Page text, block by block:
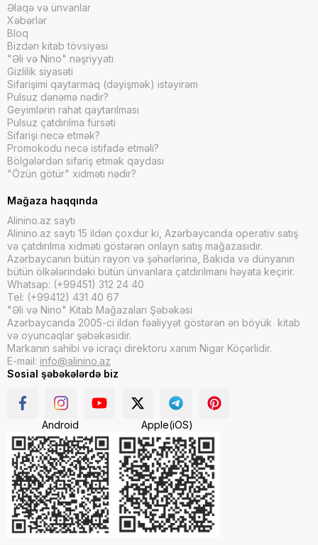
Əlaqə və ünvanlar
Xəbərlər
Bloq
Bizdən kitab tövsiyəsi
"Əli və Nino" nəşriyyatı
Gizlilik siyasəti
Sifarişimi qaytarmaq (dəyişmək) istəyirəm
Pulsuz dənəmə nədir?
Geyimlərin rahat qaytarılması
Pulsuz çatdırılma fürsəti
Sifarişi necə etmək?
Promokodu necə istifadə etməli?
Bölgələrdən sifariş etmək qaydası
"Özün götür" xidməti nədir?
Mağaza haqqında
Alinino.az saytı
Alinino.az saytı 15 ildən çoxdur ki, Azərbaycanda operativ satış
və çatdırılma xidməti göstərən onlayn satış mağazasıdır.
Azərbaycanın bütün rayon və şəhərlərinə, Bakıda və dünyanın
bütün ölkələrindəki bütün ünvanlara çatdırılmanı həyata keçirir.
Whatsap: (+99451) 312 24 40
Tel: (+99412) 431 40 67
"Əli və Nino" Kitab Mağazaları Şəbəkəsi
Azərbaycanda 2005-ci ildən fəaliyyət göstərən ən böyük kitab
və oyuncaqlar şəbəkəsidir.
Markanın sahibi və icraçı direktoru xanım Nigar Köçərlidir.
E-mail: info@alinino.az
Sosial şəbəkələrdə biz
Android Apple(iOS)